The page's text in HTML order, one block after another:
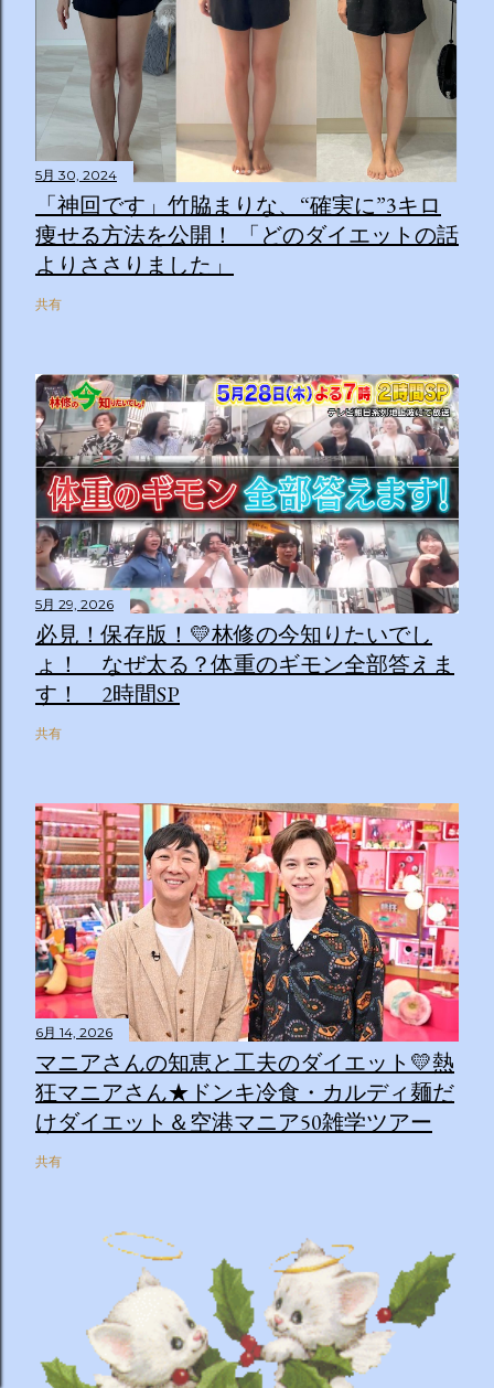
5月 30, 2024
「神回です」竹脇まりな、“確実に”3キロ
痩せる方法を公開！ 「どのダイエットの話
よりささりました」
共有
5月 29, 2026
必見！保存版！💛林修の今知りたいでし
ょ！ なぜ太る？体重のギモン全部答えま
す！ 2時間SP
共有
6月 14, 2026
マニアさんの知恵と工夫のダイエット💛熱
狂マニアさん★ドンキ冷食・カルディ麺だ
けダイエット＆空港マニア50雑学ツアー
共有